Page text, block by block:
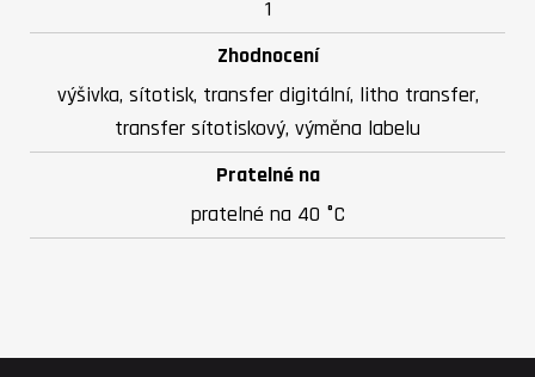
1
Zhodnocení
výšivka, sítotisk, transfer digitální, litho transfer,
transfer sítotiskový, výměna labelu
Pratelné na
pratelné na 40 °C